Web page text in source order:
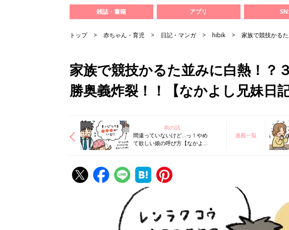
雑誌・書籍 アプリ
トップ 赤ちゃん・育児 日記・マンガ hibik 家族で競技かる
家族で競技かるた並みに白熱！？
勝奥義炸裂！！【なかよし兄妹日
前の話
間違っていないけど…っ！やめ
て欲しい娘の呼び方【なかよし
連載一覧